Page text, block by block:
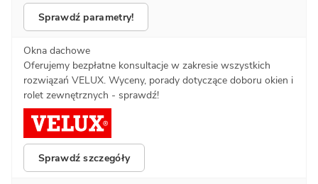
Sprawdź parametry!
Okna dachowe
Oferujemy bezpłatne konsultacje w zakresie wszystkich
rozwiązań VELUX. Wyceny, porady dotyczące doboru okien i
rolet zewnętrznych - sprawdź!
Sprawdź szczegóły